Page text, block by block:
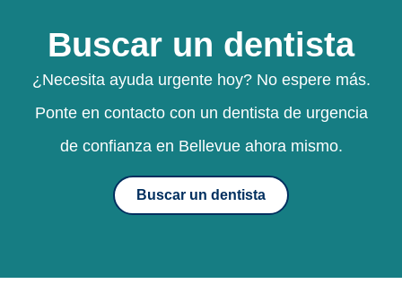
Buscar un dentista
¿Necesita ayuda urgente hoy? No espere más.
Ponte en contacto con un dentista de urgencia
de confianza en Bellevue ahora mismo.
Buscar un dentista